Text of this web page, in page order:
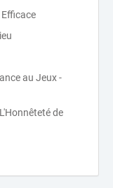
au Jeux -
de